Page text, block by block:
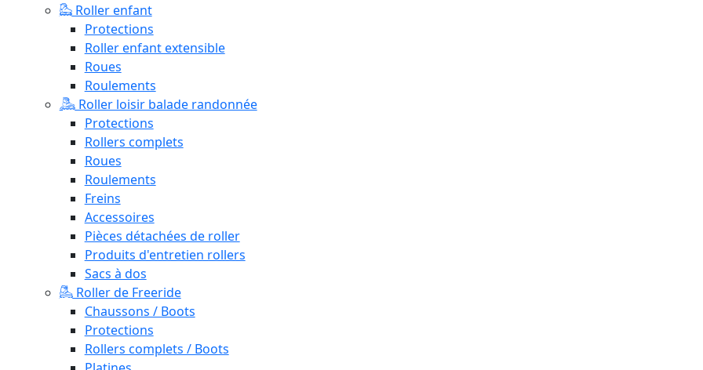
Roller enfant
Protections
Roller enfant extensible
Roues
Roulements
Roller loisir balade randonnée
Protections
Rollers complets
Roues
Roulements
Freins
Accessoires
Pièces détachées de roller
Produits d'entretien rollers
Sacs à dos
Roller de Freeride
Chaussons / Boots
Protections
Rollers complets / Boots